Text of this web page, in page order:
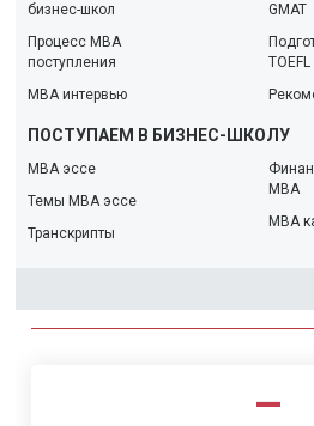
бизнес-школ
Процесс MBA
поступления
MBA интервью
GMAT
TOEFL
ПОСТУПАЕМ В БИЗНЕС-ШКОЛУ
MBA эссе
Темы MBA эссе
Транскрипты
МBA
MBA